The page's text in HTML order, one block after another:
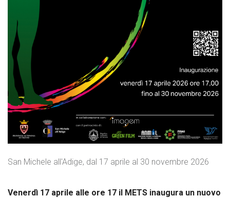
San Michele all'Adige, dal 17 aprile al 30 novembre 2026
Venerdì 17 aprile alle ore 17 il METS inaugura un nuovo